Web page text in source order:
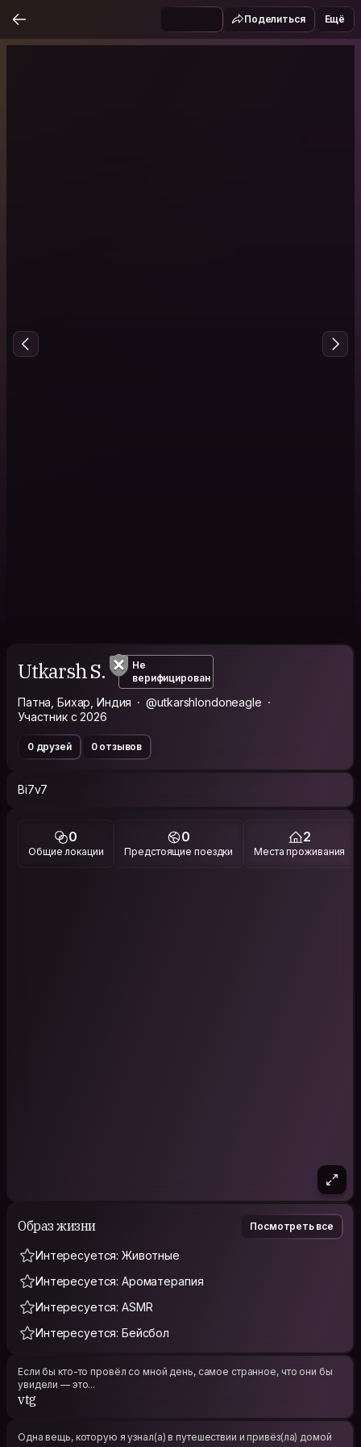
Поделиться Ещё
Utkarsh S.
Не
верифицирован
Патна, Бихар, Индия
@utkarshlondoneagle
Участник с 2026
0 друзей 0 отзывов
Bi7v7
0
Общие локации
0
Предстоящие поездки
2
Места проживания
Образ жизни Посмотреть все
Интересуется: Животные
Интересуется: Ароматерапия
Интересуется: ASMR
Интересуется: Бейсбол
Если бы кто-то провёл со мной день, самое странное, что они бы
увидели — это...
vtg
Одна вещь, которую я узнал(а) в путешествии и привёз(ла) домой